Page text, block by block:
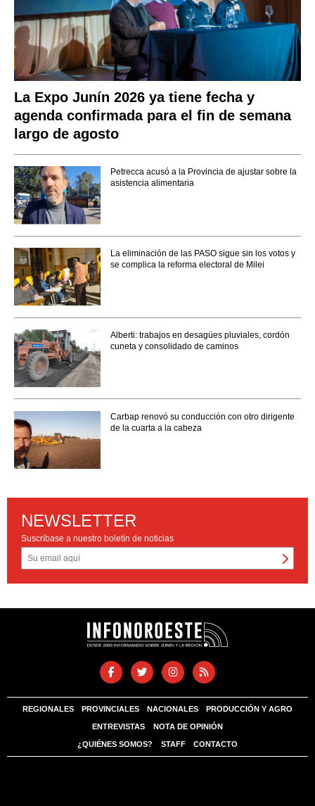
La Expo Junín 2026 ya tiene fecha y
agenda confirmada para el fin de semana
largo de agosto
Petrecca acusó a la Provincia de ajustar sobre la
asistencia alimentaria
La eliminación de las PASO sigue sin los votos y
se complica la reforma electoral de Milei
Alberti: trabajos en desagües pluviales, cordón
cuneta y consolidado de caminos
Carbap renovó su conducción con otro dirigente
de la cuarta a la cabeza
NEWSLETTER
Suscríbase a nuestro boletín de noticias
REGIONALES PROVINCIALES NACIONALES PRODUCCIÓN Y AGRO
ENTREVISTAS NOTA DE OPINIÓN
¿QUIÉNES SOMOS? STAFF CONTACTO